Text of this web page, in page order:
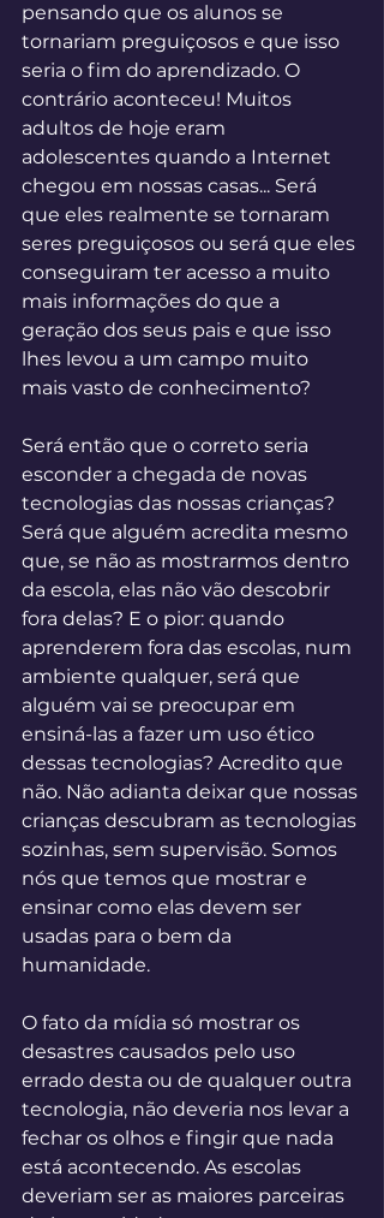
pensando que os alunos se
tornariam preguiçosos e que isso
seria o fim do aprendizado. O
contrário aconteceu! Muitos
adultos de hoje eram
adolescentes quando a Internet
chegou em nossas casas... Será
que eles realmente se tornaram
seres preguiçosos ou será que eles
conseguiram ter acesso a muito
mais informações do que a
geração dos seus pais e que isso
lhes levou a um campo muito
mais vasto de conhecimento?
Será então que o correto seria
esconder a chegada de novas
tecnologias das nossas crianças?
Será que alguém acredita mesmo
que, se não as mostrarmos dentro
da escola, elas não vão descobrir
fora delas? E o pior: quando
aprenderem fora das escolas, num
ambiente qualquer, será que
alguém vai se preocupar em
ensiná-las a fazer um uso ético
dessas tecnologias? Acredito que
não. Não adianta deixar que nossas
crianças descubram as tecnologias
sozinhas, sem supervisão. Somos
nós que temos que mostrar e
ensinar como elas devem ser
usadas para o bem da
humanidade.
O fato da mídia só mostrar os
desastres causados pelo uso
errado desta ou de qualquer outra
tecnologia, não deveria nos levar a
fechar os olhos e fingir que nada
está acontecendo. As escolas
deveriam ser as maiores parceiras